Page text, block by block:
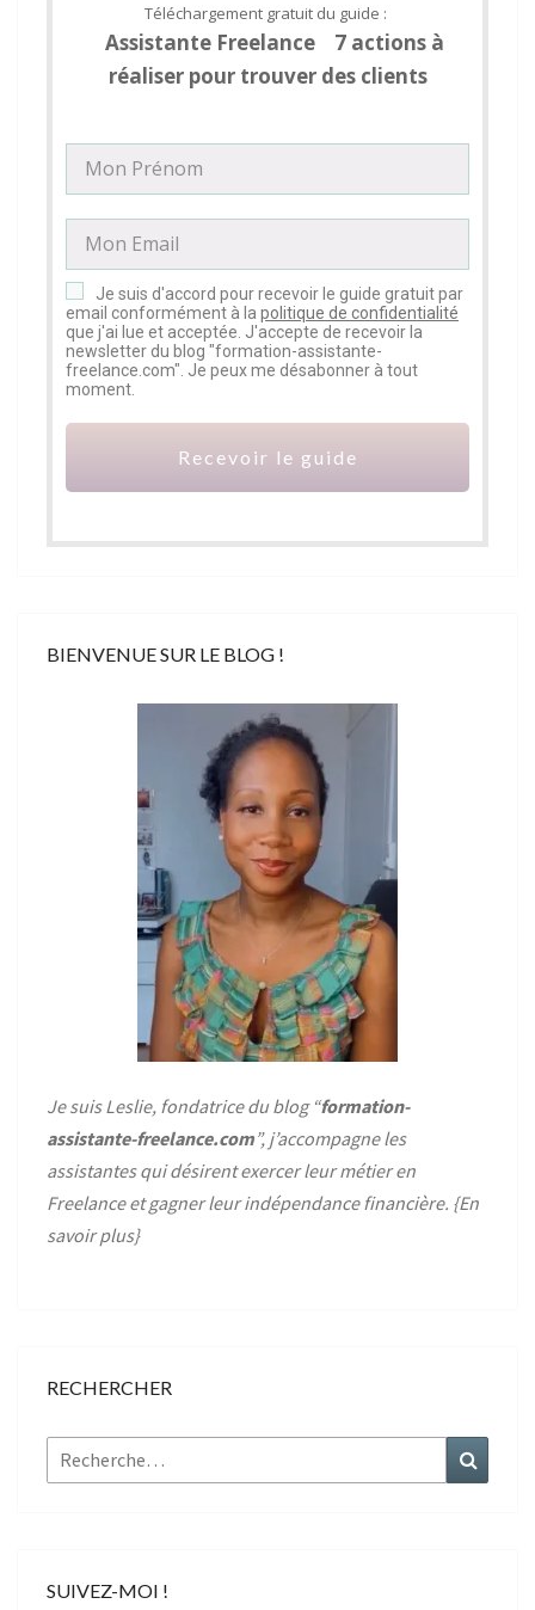
Téléchargement gratuit du guide :
Assistante Freelance 7 actions à
réaliser pour trouver des clients
Je suis d'accord pour recevoir le guide gratuit par
email conformément à la politique de confidentialité
que j'ai lue et acceptée. J'accepte de recevoir la
newsletter du blog "formation-assistante-
freelance.com". Je peux me désabonner à tout
moment.
Recevoir le guide
BIENVENUE SUR LE BLOG !
Je suis Leslie, fondatrice du blog “formation-
assistante-freelance.com”, j’accompagne les
assistantes qui désirent exercer leur métier en
Freelance et gagner leur indépendance financière. {En
savoir plus}
RECHERCHER
Rechercher :
SUIVEZ-MOI !